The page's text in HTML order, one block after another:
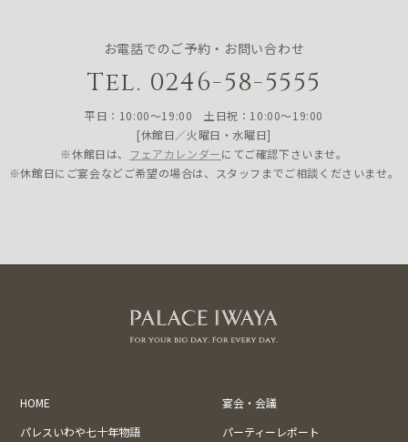
お電話でのご予約・お問い合わせ
Tel. 0246-58-5555
平日：10:00〜19:00 土日祝：10:00〜19:00
[休館日／火曜日・水曜日]
※休館日は、 フェアカレンダーにてご確認下さいませ。
※休館日にご宴会などご希望の場合は、スタッフまでご相談くださいませ。
HOME
宴会・会議
パレスいわや七十年物語
パーティーレポート